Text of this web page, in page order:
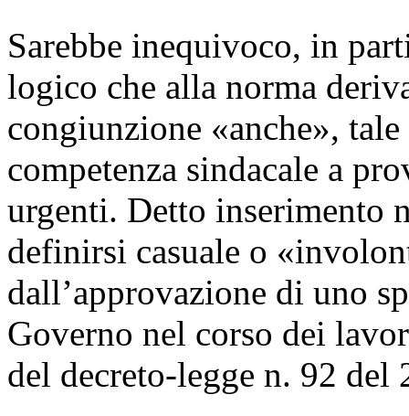
Sarebbe inequivoco, in
logico che alla norma
congiunzione «anche»,
competenza sindacale a
urgenti. Detto inserimento
definirsi casuale o
dall’approvazione di uno
Governo nel corso dei
del decreto-legge n. 92 del